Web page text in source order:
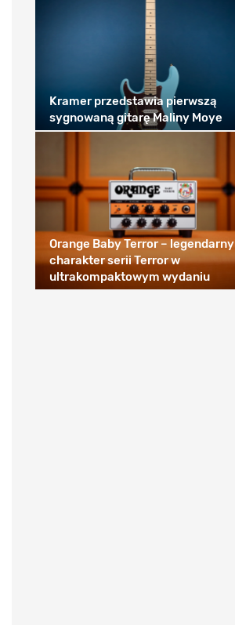
Kramer przedstawia pierwszą
sygnowaną gitarę Maliny Moye
Orange Baby Terror – legendarny
charakter serii Terror w
ultrakompaktowym wydaniu